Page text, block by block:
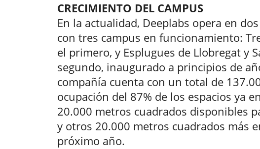
CRECIMIENTO DEL CAMPUS
En la actualidad, Deeplabs opera en
con tres campus en funcionamiento:
el primero, y Esplugues de Llobregat y
segundo, inaugurado a principios de
compañía cuenta con un total de
ocupación del 87% de los espacios ya
20.000 metros cuadrados disponibles
y otros 20.000 metros cuadrados más
próximo año.